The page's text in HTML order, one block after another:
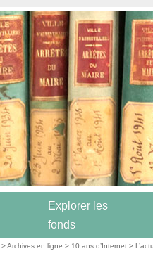
Explorer les
fonds
>Archives en ligne > 10 ans d’Internet >